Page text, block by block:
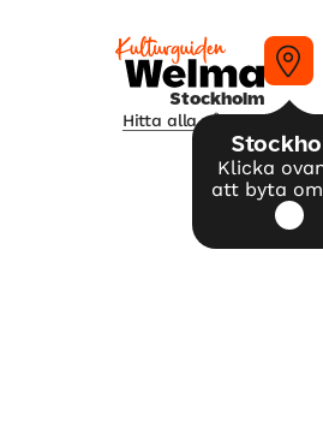
Stockholm
Klicka
att byta
Hitta alla våra tips på